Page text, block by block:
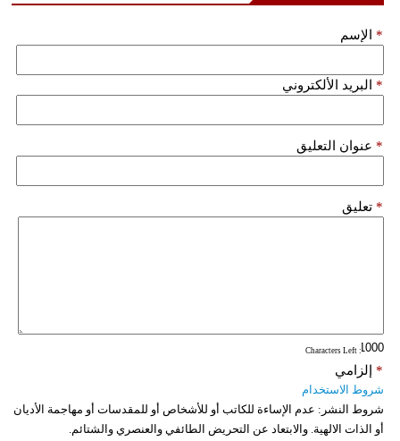
الإسم *
البريد الألكتروني *
عنوان التعليق *
تعليق *
: Characters Left
إلزامي *
شروط الاستخدام
شروط النشر: عدم الإساءة للكاتب أو للأشخاص أو للمقدسات أو مهاجمة الأديان
أو الذات الالهية. والابتعاد عن التحريض الطائفي والعنصري والشتائم.